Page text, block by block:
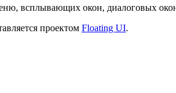
всплывающих окон, диалоговых
проектом Floating UI.